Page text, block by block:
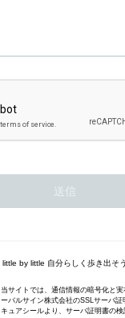
little by little 自分らしく歩き出そう
当サイトでは、通信情報の暗号化と
ーバルサイン株式会社のSSLサーバ
キュアシールより、サーバ証明書の検